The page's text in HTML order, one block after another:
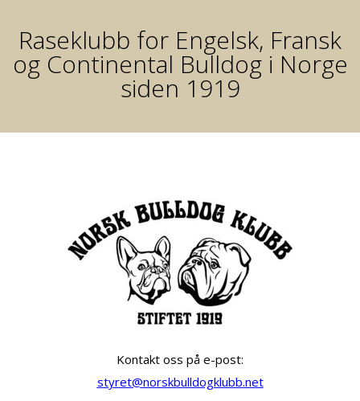
Raseklubb for Engelsk, Fransk
og Continental Bulldog i Norge
siden 1919
Kontakt oss på e-post:
styret@norskbulldogklubb.net